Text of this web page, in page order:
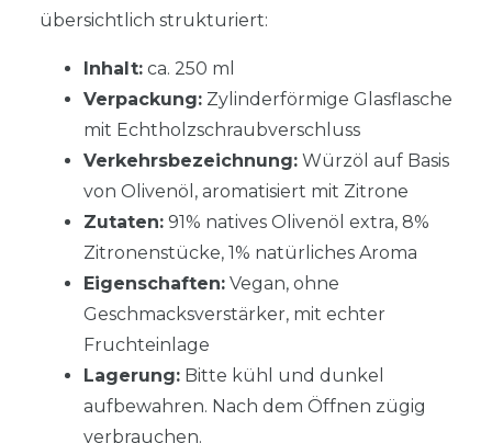
übersichtlich strukturiert:
Inhalt: ca. 250 ml
Verpackung: Zylinderförmige Glasflasche
mit Echtholzschraubverschluss
Verkehrsbezeichnung: Würzöl auf Basis
von Olivenöl, aromatisiert mit Zitrone
Zutaten: 91% natives Olivenöl extra, 8%
Zitronenstücke, 1% natürliches Aroma
Eigenschaften: Vegan, ohne
Geschmacksverstärker, mit echter
Fruchteinlage
Lagerung: Bitte kühl und dunkel
aufbewahren. Nach dem Öffnen zügig
verbrauchen.